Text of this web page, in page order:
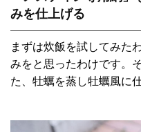
みを仕上げる
まずは炊飯を試してみた
みをと思ったわけです。
た、牡蠣を蒸し牡蠣風に